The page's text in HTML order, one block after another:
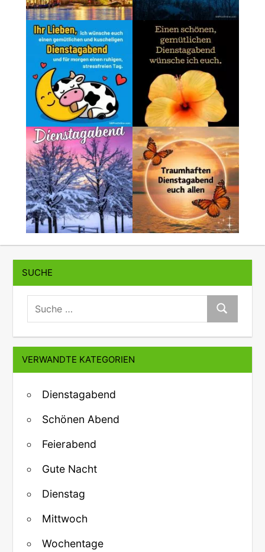
SUCHE
suche:
Suche
VERWANDTE KATEGORIEN
Dienstagabend
Schönen Abend
Feierabend
Gute Nacht
Dienstag
Mittwoch
Wochentage